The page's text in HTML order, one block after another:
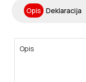
Opis Deklaracija
Opis